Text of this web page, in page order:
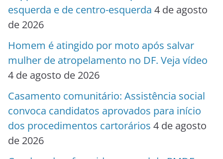
esquerda e de centro-esquerda 4 de agosto
de 2026
Homem é atingido por moto após salvar
mulher de atropelamento no DF. Veja vídeo
4 de agosto de 2026
Casamento comunitário: Assistência social
convoca candidatos aprovados para início
dos procedimentos cartorários 4 de agosto
de 2026